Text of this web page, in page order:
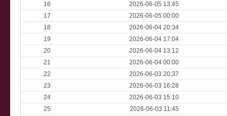
16
2026-06-05 13:45
17
2026-06-05 00:00
18
2026-06-04 20:34
19
2026-06-04 17:04
20
2026-06-04 13:12
21
2026-06-04 00:00
22
2026-06-03 20:37
23
2026-06-03 16:28
24
2026-06-03 15:10
25
2026-06-03 11:45